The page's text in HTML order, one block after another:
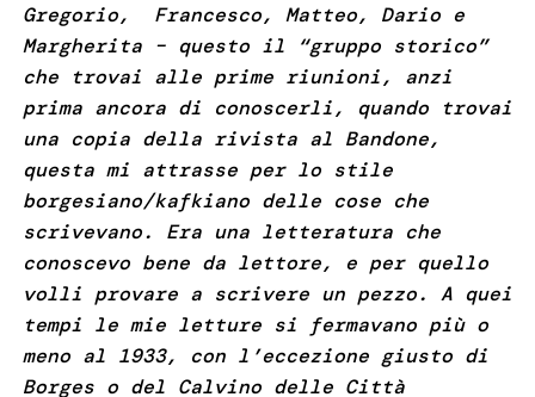
Gregorio, Francesco, Matteo, Dario e
Margherita – questo il “gruppo storico”
che trovai alle prime riunioni, anzi
prima ancora di conoscerli, quando trovai
una copia della rivista al Bandone,
questa mi attrasse per lo stile
borgesiano/kafkiano delle cose che
scrivevano. Era una letteratura che
conoscevo bene da lettore, e per quello
volli provare a scrivere un pezzo. A quei
tempi le mie letture si fermavano più o
meno al 1933, con l’eccezione giusto di
Borges o del Calvino delle Città